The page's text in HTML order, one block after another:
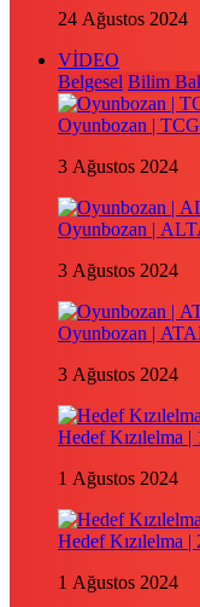
24 Ağustos 2024
VİDEO
Belgesel Bilim
Oyunbozan |
3 Ağustos 2024
Oyunbozan |
3 Ağustos 2024
Oyunbozan |
3 Ağustos 2024
Hedef Kızılelma
1 Ağustos 2024
Hedef Kızılelma
1 Ağustos 2024